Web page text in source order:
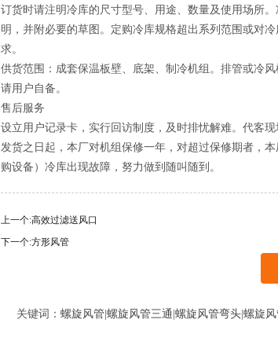
订货时请注明冷库的尺寸型号、用途、数量及使用场所
明，并附必要的草图。定购冷库规格超出系列范围或对
求。
供货范围：成套保温板壁、底架、制冷机组。排管或冷
请用户自备。
售后服务
设立用户记录卡，实行回访制度，及时排忧解难。代客
发货之日起，本厂对机组保修一年，对超过保修期者，
购设备）冷库出现故障，努力做到随叫随到。
上一个:高效过滤送风口
下一个:方形风管
关键词： 螺旋风管 螺旋风管三通 螺旋风管弯头 螺旋